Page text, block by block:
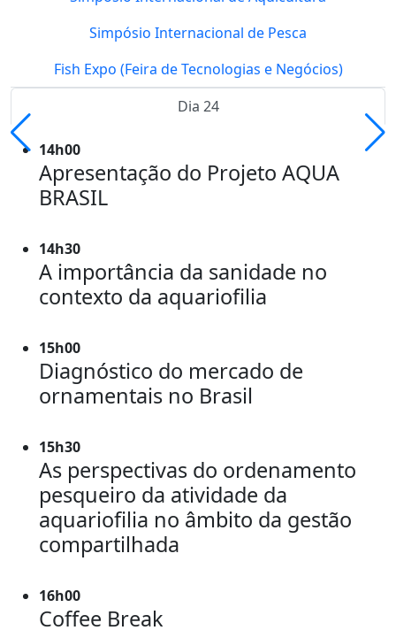
Simpósio Internacional de Pesca
Fish Expo (Feira de Tecnologias e Negócios)
Dia 24
14h00
Apresentação do Projeto AQUA
BRASIL
14h30
A importância da sanidade no
contexto da aquariofilia
15h00
Diagnóstico do mercado de
ornamentais no Brasil
15h30
As perspectivas do ordenamento
pesqueiro da atividade da
aquariofilia no âmbito da gestão
compartilhada
16h00
Coffee Break